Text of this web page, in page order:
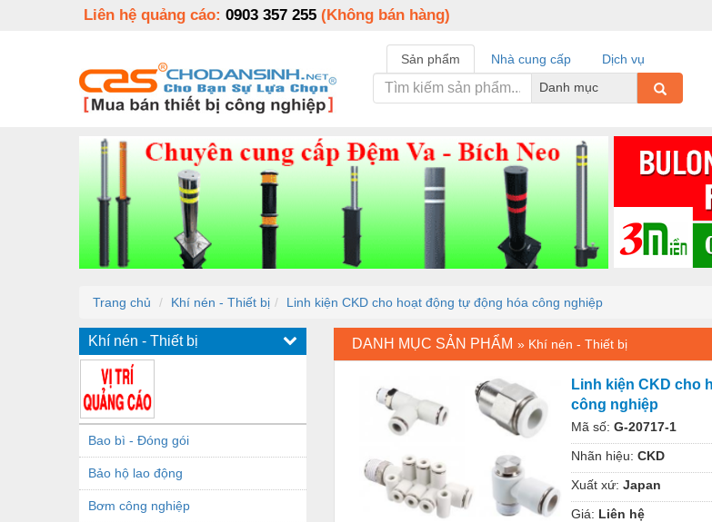
Liên hệ quảng cáo: 0903 357 255 (Không bán hàng)
Sản phẩm Nhà cung cấp
Dịch vụ
Danh mục
Trang chủ Khí nén - Thiết bị Linh kiện CKD cho hoạt động tự động hóa công nghiệp
Khí nén - Thiết bị
Bao bì - Đóng gói
Bảo hộ lao động
Bơm công nghiệp
DANH MỤC SẢN PHẨM » Khí nén - Thiết bị
Linh kiện CKD cho
công nghiệp
Mã số: G-20717-1
Nhãn hiệu: CKD
Xuất xứ: Japan
Giá: Liên hệ